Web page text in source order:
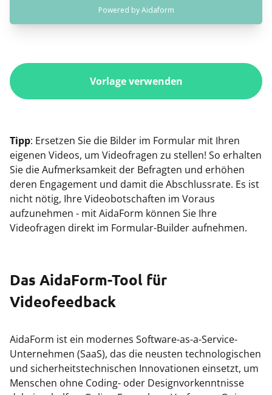
Vorlage verwenden
Tipp: Ersetzen Sie die Bilder im Formular mit Ihren
eigenen Videos, um Videofragen zu stellen! So erhalten
Sie die Aufmerksamkeit der Befragten und erhöhen
deren Engagement und damit die Abschlussrate. Es ist
nicht nötig, Ihre Videobotschaften im Voraus
aufzunehmen - mit AidaForm können Sie Ihre
Videofragen direkt im Formular-Builder aufnehmen.
Das AidaForm-Tool für
Videofeedback
AidaForm ist ein modernes Software-as-a-Service-
Unternehmen (SaaS), das die neusten technologischen
und sicherheitstechnischen Innovationen einsetzt, um
Menschen ohne Coding- oder Designvorkenntnisse